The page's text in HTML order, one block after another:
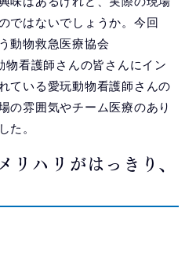
ではないでしょうか。今回
動物救急医療協会
物看護師さんの皆さんにイン
ている愛玩動物看護師さんの
の雰囲気やチーム医療のあり
た。
ハリがはっきり、